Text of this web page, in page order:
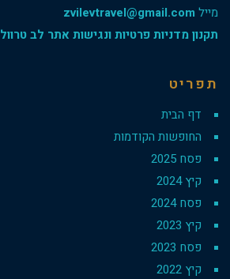
מייל zvilevtravel@gmail.com
תקנון מדניות פרטיות ונגישות אתר לב טרוול
תפריט
דף הבית
החופשות הקודמות
פסח 2025
קיץ 2024
פסח 2024
קיץ 2023
פסח 2023
קיץ 2022